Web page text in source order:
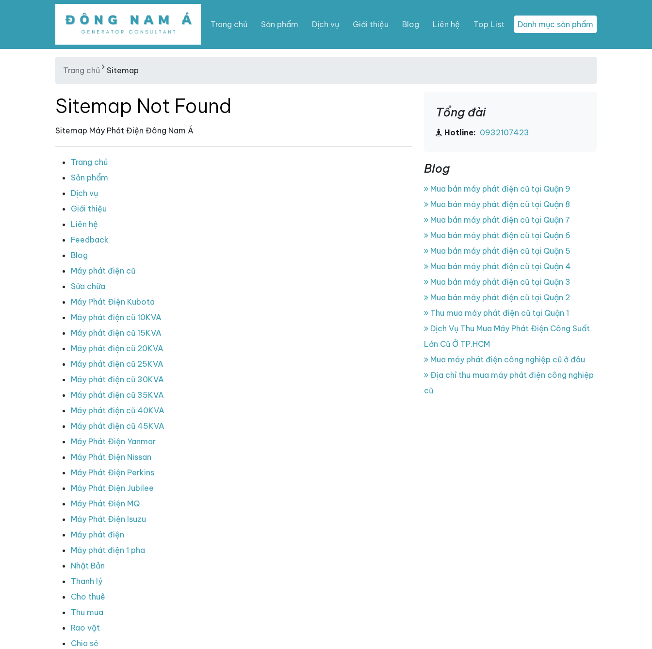
Trang chủ Sản phẩm Dịch vụ Giới thiệu Blog Liên hệ Top List Danh mục sản phẩm
Trang chủ Sitemap
Sitemap Not Found
Sitemap Máy Phát Điện Đông Nam Á
Trang chủ
Sản phẩm
Dịch vụ
Giới thiệu
Liên hệ
Feedback
Blog
Máy phát điện cũ
Sửa chữa
Máy Phát Điện Kubota
Máy phát điện cũ 10KVA
Máy phát điện cũ 15KVA
Máy phát điện cũ 20KVA
Máy phát điện cũ 25KVA
Máy phát điện cũ 30KVA
Máy phát điện cũ 35KVA
Máy phát điện cũ 40KVA
Máy phát điện cũ 45KVA
Máy Phát Điện Yanmar
Máy Phát Điện Nissan
Máy Phát Điện Perkins
Máy Phát Điện Jubilee
Máy Phát Điện MQ
Máy Phát Điện Isuzu
Máy phát điện
Máy phát điện 1 pha
Nhật Bản
Thanh lý
Cho thuê
Thu mua
Rao vặt
Chia sẻ
Tổng đài
Hotline: 0932107423
Blog
Mua bán máy phát điện cũ tại Quận 9
Mua bán máy phát điện cũ tại Quận 8
Mua bán máy phát điện cũ tại Quận 7
Mua bán máy phát điện cũ tại Quận 6
Mua bán máy phát điện cũ tại Quận 5
Mua bán máy phát điện cũ tại Quận 4
Mua bán máy phát điện cũ tại Quận 3
Mua bán máy phát điện cũ tại Quận 2
Thu mua máy phát điện cũ tại Quận 1
Dịch Vụ Thu Mua Máy Phát Điện Công Suất
Lớn Cũ Ở TP.HCM
Mua máy phát điện công nghiệp cũ ở đâu
Địa chỉ thu mua máy phát điện công nghiệp
cũ